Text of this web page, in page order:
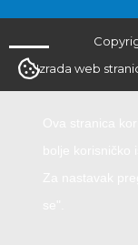
Izrada web